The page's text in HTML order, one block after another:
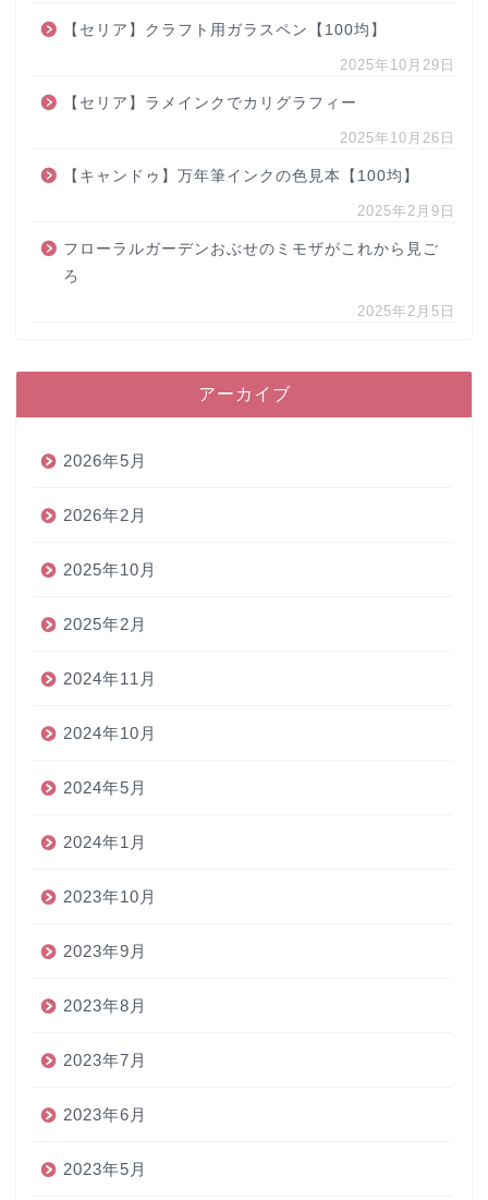
【セリア】クラフト用ガラスペン【100均】
2025年10月29日
【セリア】ラメインクでカリグラフィー
2025年10月26日
【キャンドゥ】万年筆インクの色見本【100均】
2025年2月9日
フローラルガーデンおぶせのミモザがこれから見ご
ろ
2025年2月5日
アーカイブ
2026年5月
2026年2月
2025年10月
2025年2月
2024年11月
2024年10月
2024年5月
2024年1月
2023年10月
2023年9月
2023年8月
2023年7月
2023年6月
2023年5月